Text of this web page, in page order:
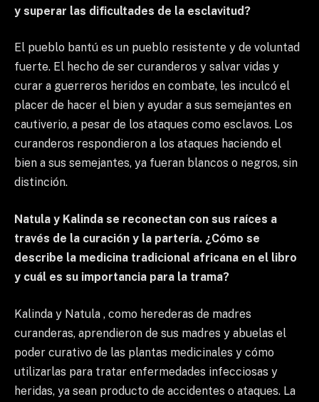
y superar las dificultades de la esclavitud?
El pueblo bantú es un pueblo resistente y de voluntad
fuerte. El hecho de ser curanderos y salvar vidas y
curar a guerreros heridos en combate, les inculcó el
placer de hacer el bien y ayudar a sus semejantes en
cautiverio, a pesar de los ataques como esclavos. Los
curanderos respondieron a los ataques haciendo el
bien a sus semejantes, ya fueran blancos o negros, sin
distinción.
Natula y Kalinda se reconectan con sus raíces a
través de la curación y la partería. ¿Cómo se
describe la medicina tradicional africana en el libro
y cuál es su importancia para la trama?
Kalinda y Natula , como herederas de madres
curanderas, aprendieron de sus madres y abuelas el
poder curativo de las plantas medicinales y cómo
utilizarlas para tratar enfermedades infecciosas y
heridas, ya sean producto de accidentes o ataques. La